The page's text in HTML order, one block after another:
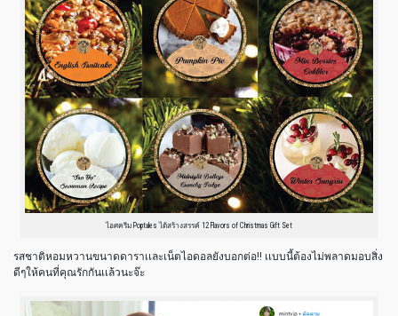
ไอศครีม Poptales ได้สร้างสรรค์ 12 Flavors of Christmas Gift Set
รสชาติหอมหวานขนาดดาราเเละเน็ตไอดอลยังบอกต่อ!! เเบบนี้ต้องไม่พลาดมอบสิ่ง
ดีๆให้คนที่คุณรักกันเเล้วนะจ๊ะ